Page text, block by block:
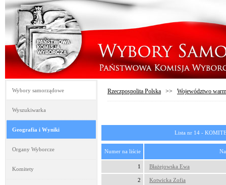
Wybory samorządowe
Wyszukiwarka
Geografia i Wyniki
Organy Wyborcze
Komitety
Rzeczpospolita Polska >> Województwo
Lista nr 14 -
Numer na liście
1 Błażejowska Ewa
2 Kotwicka Zofia